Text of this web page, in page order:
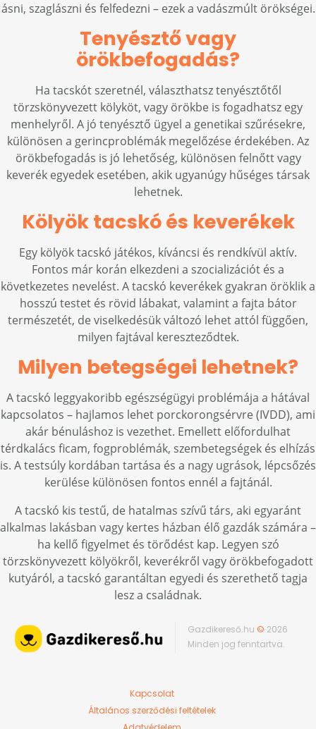
ásni, szaglászni és felfedezni – ezek a vadászmúlt örökségei.
Tenyésztő vagy
örökbefogadás?
Ha tacskót szeretnél, választhatsz tenyésztőtől
törzskönyvezett kölyköt, vagy örökbe is fogadhatsz egy
menhelyről. A jó tenyésztő ügyel a genetikai szűrésekre,
különösen a gerincproblémák megelőzése érdekében. Az
örökbefogadás is jó lehetőség, különösen felnőtt vagy
keverék egyedek esetében, akik ugyanúgy hűséges társak
lehetnek.
Kölyök tacskó és keverékek
Egy kölyök tacskó játékos, kíváncsi és rendkívül aktív.
Fontos már korán elkezdeni a szocializációt és a
következetes nevelést. A tacskó keverékek gyakran öröklik a
hosszú testet és rövid lábakat, valamint a fajta bátor
természetét, de viselkedésük változó lehet attól függően,
milyen fajtával kereszteződtek.
Milyen betegségei lehetnek?
A tacskó leggyakoribb egészségügyi problémája a hátával
kapcsolatos – hajlamos lehet porckorongsérvre (IVDD), ami
akár bénuláshoz is vezethet. Emellett előfordulhat
térdkalács ficam, fogproblémák, szembetegségek és elhízás
is. A testsúly kordában tartása és a nagy ugrások, lépcsőzés
kerülése különösen fontos ennél a fajtánál.
A tacskó kis testű, de hatalmas szívű társ, aki egyaránt
alkalmas lakásban vagy kertes házban élő gazdák számára –
ha kellő figyelmet és törődést kap. Legyen szó
törzskönyvezett kölyökről, keverékről vagy örökbefogadott
kutyáról, a tacskó garantáltan egyedi és szerethető tagja
lesz a családnak.
Gazdikereső.hu © 2026
Minden jog fenntartva.
Kapcsolat
Általános szerződési feltételek